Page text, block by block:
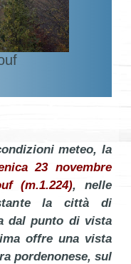
meteo, la
23 novembre
(m.1.224), nelle
la città di
dal punto di vista
offre una vista
pordenonese, sul